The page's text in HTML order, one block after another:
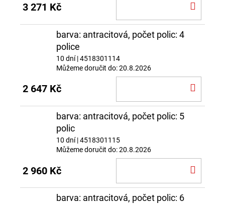
3 271 Kč
barva: antracitová, počet polic: 4
police
10 dní| 4518301114
Můžeme doručit do:20.8.2026
2 647 Kč
barva: antracitová, počet polic: 5
polic
10 dní| 4518301115
Můžeme doručit do:20.8.2026
2 960 Kč
barva: antracitová, počet polic: 6